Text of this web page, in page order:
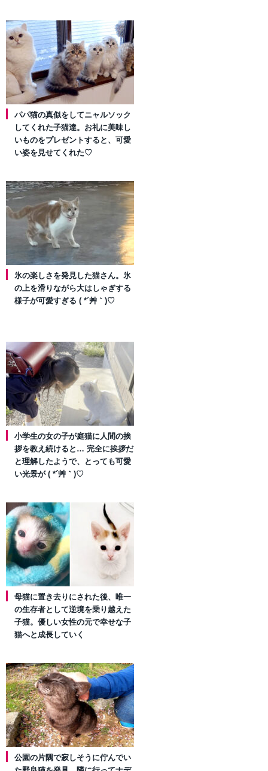
パパ猫の真似をしてニャルソック
してくれた子猫達。お礼に美味し
いものをプレゼントすると、可愛
い姿を見せてくれた♡
氷の楽しさを発見した猫さん。氷
の上を滑りながら大はしゃぎする
様子が可愛すぎる ( *´艸｀)♡
小学生の女の子が庭猫に人間の挨
拶を教え続けると… 完全に挨拶だ
と理解したようで、とっても可愛
い光景が ( *´艸｀)♡
母猫に置き去りにされた後、唯一
の生存者として逆境を乗り越えた
子猫。優しい女性の元で幸せな子
猫へと成長していく
公園の片隅で寂しそうに佇んでい